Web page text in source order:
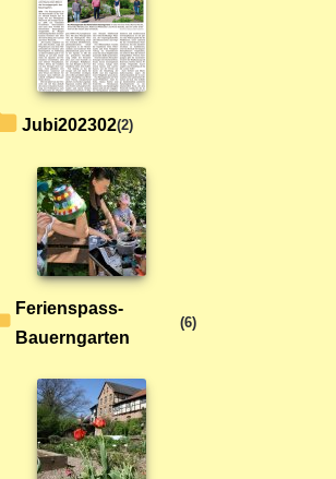
Jubi202302(2)
Ferienspass-
Bauerngarten
(6)